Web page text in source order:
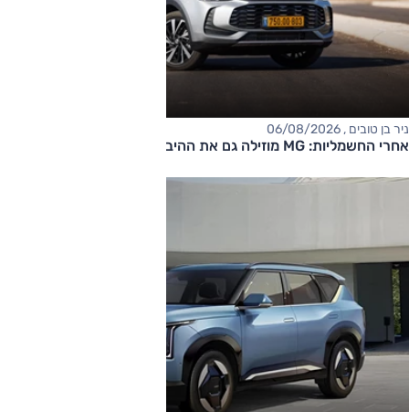
ניר בן טובים , 06/08/2026
אחרי החשמליות: MG מוזילה גם את ההיברידיות